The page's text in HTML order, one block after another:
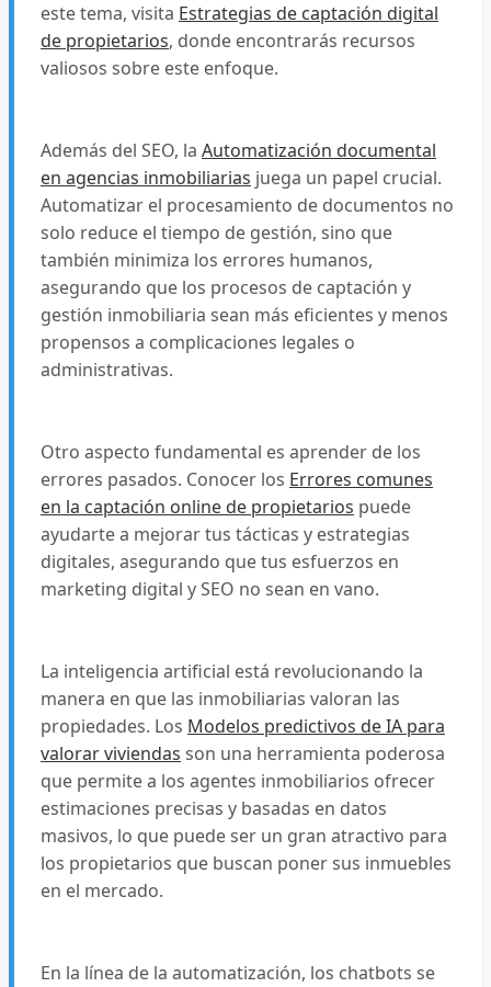
este tema, visita Estrategias de captación digital
de propietarios, donde encontrarás recursos
valiosos sobre este enfoque.
Además del SEO, la Automatización documental
en agencias inmobiliarias juega un papel crucial.
Automatizar el procesamiento de documentos no
solo reduce el tiempo de gestión, sino que
también minimiza los errores humanos,
asegurando que los procesos de captación y
gestión inmobiliaria sean más eficientes y menos
propensos a complicaciones legales o
administrativas.
Otro aspecto fundamental es aprender de los
errores pasados. Conocer los Errores comunes
en la captación online de propietarios puede
ayudarte a mejorar tus tácticas y estrategias
digitales, asegurando que tus esfuerzos en
marketing digital y SEO no sean en vano.
La inteligencia artificial está revolucionando la
manera en que las inmobiliarias valoran las
propiedades. Los Modelos predictivos de IA para
valorar viviendas son una herramienta poderosa
que permite a los agentes inmobiliarios ofrecer
estimaciones precisas y basadas en datos
masivos, lo que puede ser un gran atractivo para
los propietarios que buscan poner sus inmuebles
en el mercado.
En la línea de la automatización, los chatbots se